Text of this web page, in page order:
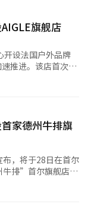
店规模的进一步扩
城市复制、持续拓
万平方米）、集购
——恒隆广场。
探索适用于中国大
消费体验与服务品
，逐步确立了
牌的市场定位。杭
展的重要测试平
。
旗舰店
开设法国户外品牌
推进。该店首次在
体现了品牌的自然
球品牌Topology
签署代理协议以
牌知名度。去年3
设大型旗舰店，打
江南区道山公园附
表示：“我们计划在
续扩展AIGLE旗舰
分销平台地
家德州牛排旗
，将于28日在首尔
牛排”首尔旗舰店。
在美国、墨西